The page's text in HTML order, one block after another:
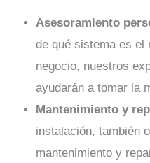
Asesoramiento
de qué sistema es el
negocio, nuestros
ayudarán a tomar la
Mantenimiento y
instalación, también
mantenimiento y